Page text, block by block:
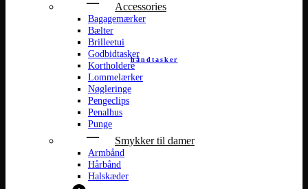
Accessories
Bagagemærker
Bælter
Brilleetui
Godbidtasker
Kortholdere
Lommelærker
Nøgleringe
Pengeclips
Penalhus
Punge
Smykker til damer
Armbånd
Hårbånd
Halskæder
håndtasker